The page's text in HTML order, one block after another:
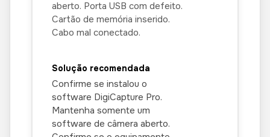
aberto. Porta USB com defeito.
Cartão de memória inserido.
Cabo mal conectado.
Confirme se instalou o
software DigiCapture Pro.
Mantenha somente um
software de câmera aberto.